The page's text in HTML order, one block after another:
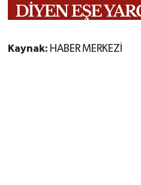
Kaynak: HABER MERKEZİ